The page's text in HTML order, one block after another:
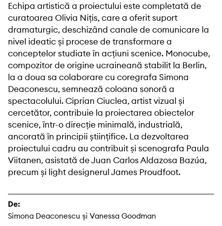
Echipa artistică a proiectului este completată de
curatoarea Olivia Nițis, care a oferit suport
dramaturgic, deschizând canale de comunicare la
nivel ideatic și procese de transformare a
conceptelor studiate în acțiuni scenice. Monocube,
compozitor de origine ucraineană stabilit la Berlin,
la a doua sa colaborare cu coregrafa Simona
Deaconescu, semnează coloana sonoră a
spectacolului. Ciprian Ciuclea, artist vizual și
cercetător, contribuie la proiectarea obiectelor
scenice, într-o direcție minimală, industrială,
ancorată în principii științifice. La dezvoltarea
proiectului cadru au contribuit și scenografa Paula
Viitanen, asistată de Juan Carlos Aldazosa Bazúa,
precum și light designerul James Proudfoot.
De:
Simona Deaconescu și Vanessa Goodman